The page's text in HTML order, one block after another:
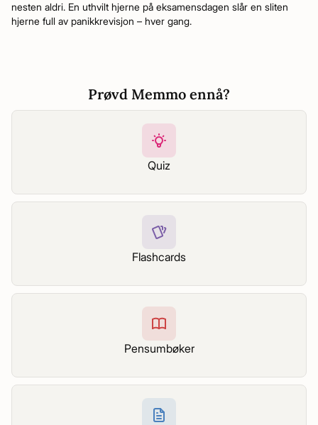
nesten aldri. En uthvilt hjerne på eksamensdagen slår en sliten
hjerne full av panikkrevisjon – hver gang.
Prøvd Memmo ennå?
Quiz
Flashcards
Pensumbøker